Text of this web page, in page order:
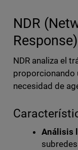
NDR
Response)
NDR analiza el
proporcionando
necesidad de
Análisis